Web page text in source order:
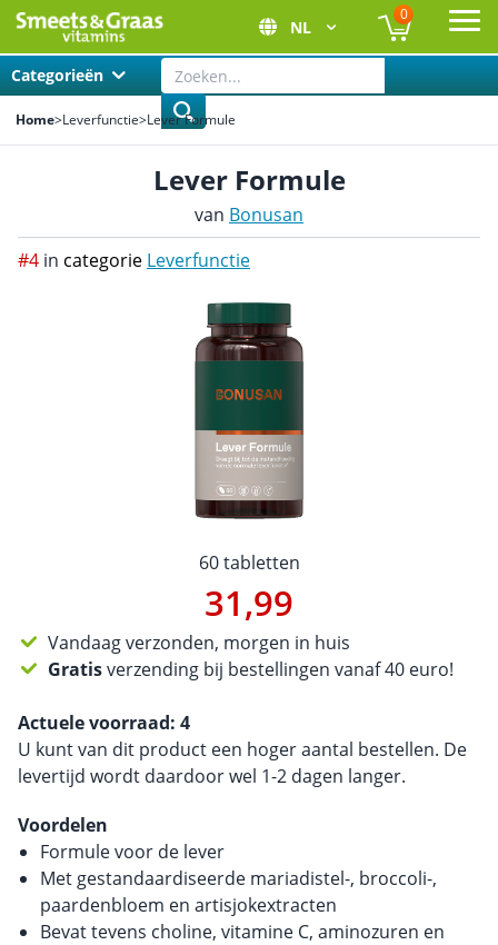
NL
0
Categorieën
Home>Leverfunctie>Lever Formule
Lever Formule
van Bonusan
#4 in categorie Leverfunctie
60 tabletten
31,99
Vandaag verzonden, morgen in huis
Gratisverzending bij bestellingen vanaf 40 euro!
Actuele voorraad: 4
U kunt van dit product een hoger aantal bestellen. De
levertijd wordt daardoor wel 1-2 dagen langer.
Voordelen
Formule voor de lever
Met gestandaardiseerde mariadistel-, broccoli-,
paardenbloem en artisjokextracten
Bevat tevens choline, vitamine C, aminozuren en